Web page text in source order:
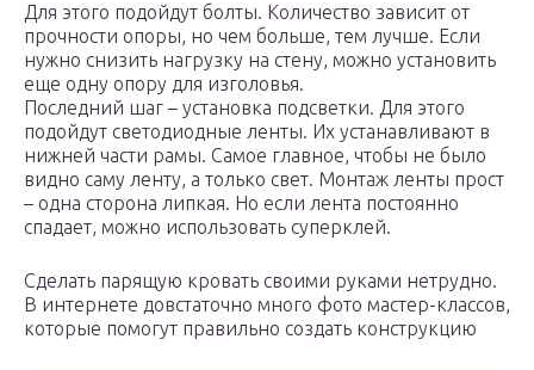
Для этого подойдут болты. Количество зависит от
прочности опоры, но чем больше, тем лучше. Если
нужно снизить нагрузку на стену, можно установить
еще одну опору для изголовья.
Последний шаг – установка подсветки. Для этого
подойдут светодиодные ленты. Их устанавливают в
нижней части рамы. Самое главное, чтобы не было
видно саму ленту, а только свет. Монтаж ленты прост
– одна сторона липкая. Но если лента постоянно
спадает, можно использовать суперклей.
Сделать парящую кровать своими руками нетрудно.
В интернете довстаточно много фото мастер-классов,
которые помогут правильно создать конструкцию